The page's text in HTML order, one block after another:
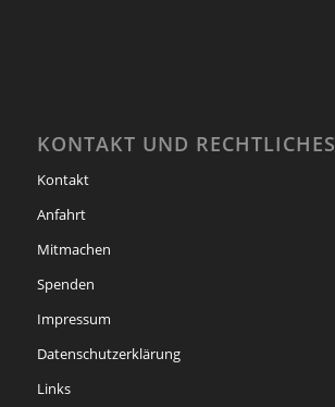
KONTAKT UND RECHTLICHES
Kontakt
Anfahrt
Mitmachen
Spenden
Impressum
Datenschutzerklärung
Links